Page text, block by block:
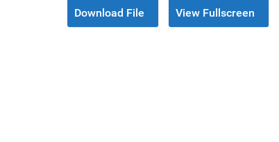
Download File View Fullscreen